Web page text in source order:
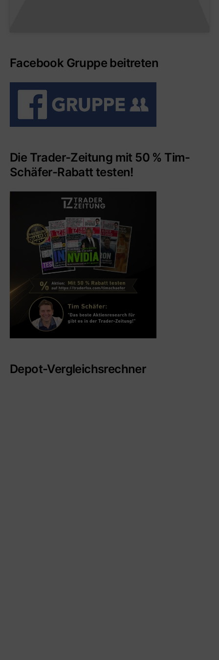
Facebook Gruppe beitreten
Die Trader-Zeitung mit 50 % Tim-
Schäfer-Rabatt testen!
Depot-Vergleichsrechner